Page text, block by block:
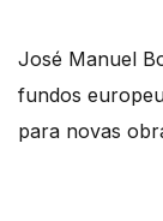
José Manuel
fundos
para novas